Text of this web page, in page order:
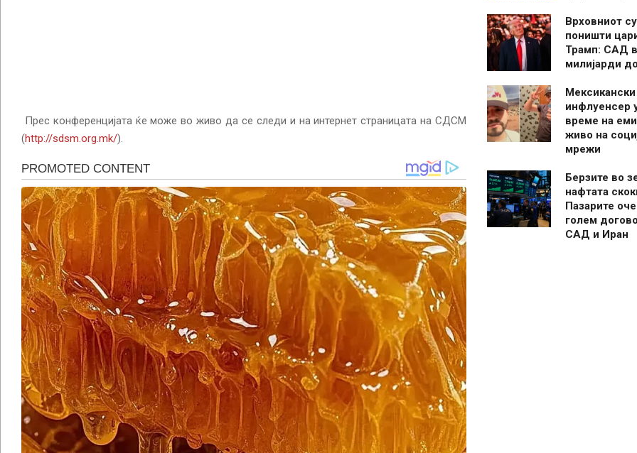
Прес конференцијата ќе може во живо да се следи и на интернет страницата на СДСМ
(http://sdsm.org.mk/).
Врховниот
поништи
Трамп: САД
милијарди
Мексикански
инфлуенсер
време на
живо на
мрежи
Берзите во
нафтата
Пазарите
голем
САД и Иран